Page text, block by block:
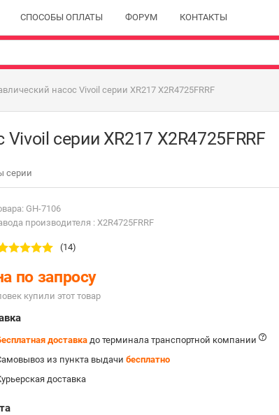
СПОСОБЫ ОПЛАТЫ ФОРУМ КОНТАКТЫ
насос Vivoil серии XR217 X2R4725FRRF
серии XR217 X2R4725FRRF
серии
GH-7106
производителя : X2R4725FRRF
(14)
по запросу
купили этот товар
доставка до терминала транспортной компании
из пункта выдачибесплатно
доставка